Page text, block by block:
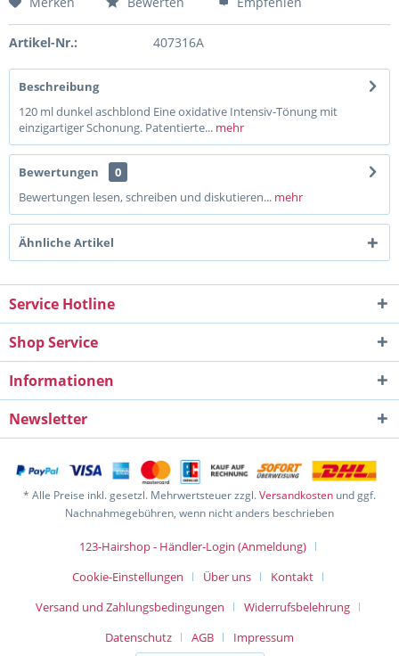
Artikel-Nr.: 407316A
Beschreibung
120 ml dunkel aschblond Eine oxidative Intensiv-Tönung mit
einzigartiger Schonung. Patentierte... mehr
Bewertungen
0
Bewertungen lesen, schreiben und diskutieren... mehr
Ähnliche Artikel
Service Hotline
Shop Service
Informationen
Newsletter
* Alle Preise inkl. gesetzl. Mehrwertsteuer zzgl.Versandkosten und ggf.
Nachnahmegebühren, wenn nicht anders beschrieben
123-Hairshop - Händler-Login (Anmeldung)
Cookie-Einstellungen
Über uns
Kontakt
Versand und Zahlungsbedingungen
Widerrufsbelehrung
Datenschutz
AGB Impressum